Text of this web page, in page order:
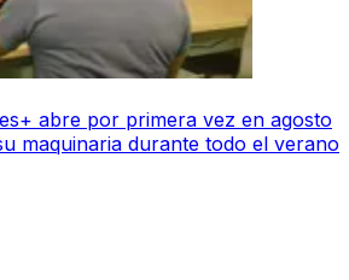
abre por primera vez en agosto
maquinaria durante todo el verano